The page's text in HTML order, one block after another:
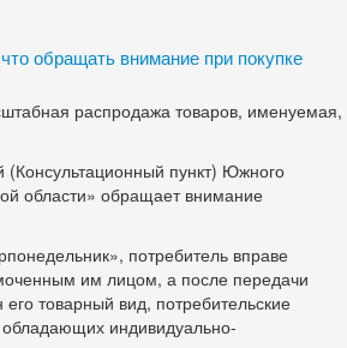
обращать внимание при покупке
распродажа товаров, именуемая,
(Консультационный пункт) Южного
области» обращает внимание
потребитель вправе
им лицом, а после передачи
товарный вид, потребительские
обладающих индивидуально-